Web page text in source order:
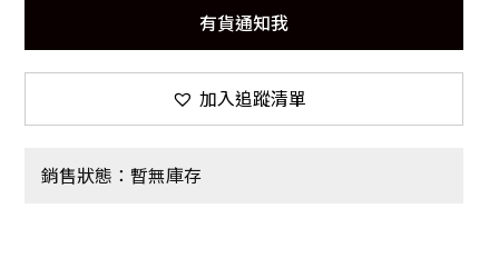
有貨通知我
加入追蹤清單
銷售狀態：暫無庫存